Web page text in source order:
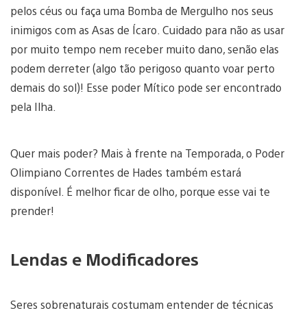
pelos céus ou faça uma Bomba de Mergulho nos seus
inimigos com as Asas de Ícaro. Cuidado para não as usar
por muito tempo nem receber muito dano, senão elas
podem derreter (algo tão perigoso quanto voar perto
demais do sol)! Esse poder Mítico pode ser encontrado
pela Ilha.
Quer mais poder? Mais à frente na Temporada, o Poder
Olimpiano Correntes de Hades também estará
disponível. É melhor ficar de olho, porque esse vai te
prender!
Lendas e Modificadores
Seres sobrenaturais costumam entender de técnicas